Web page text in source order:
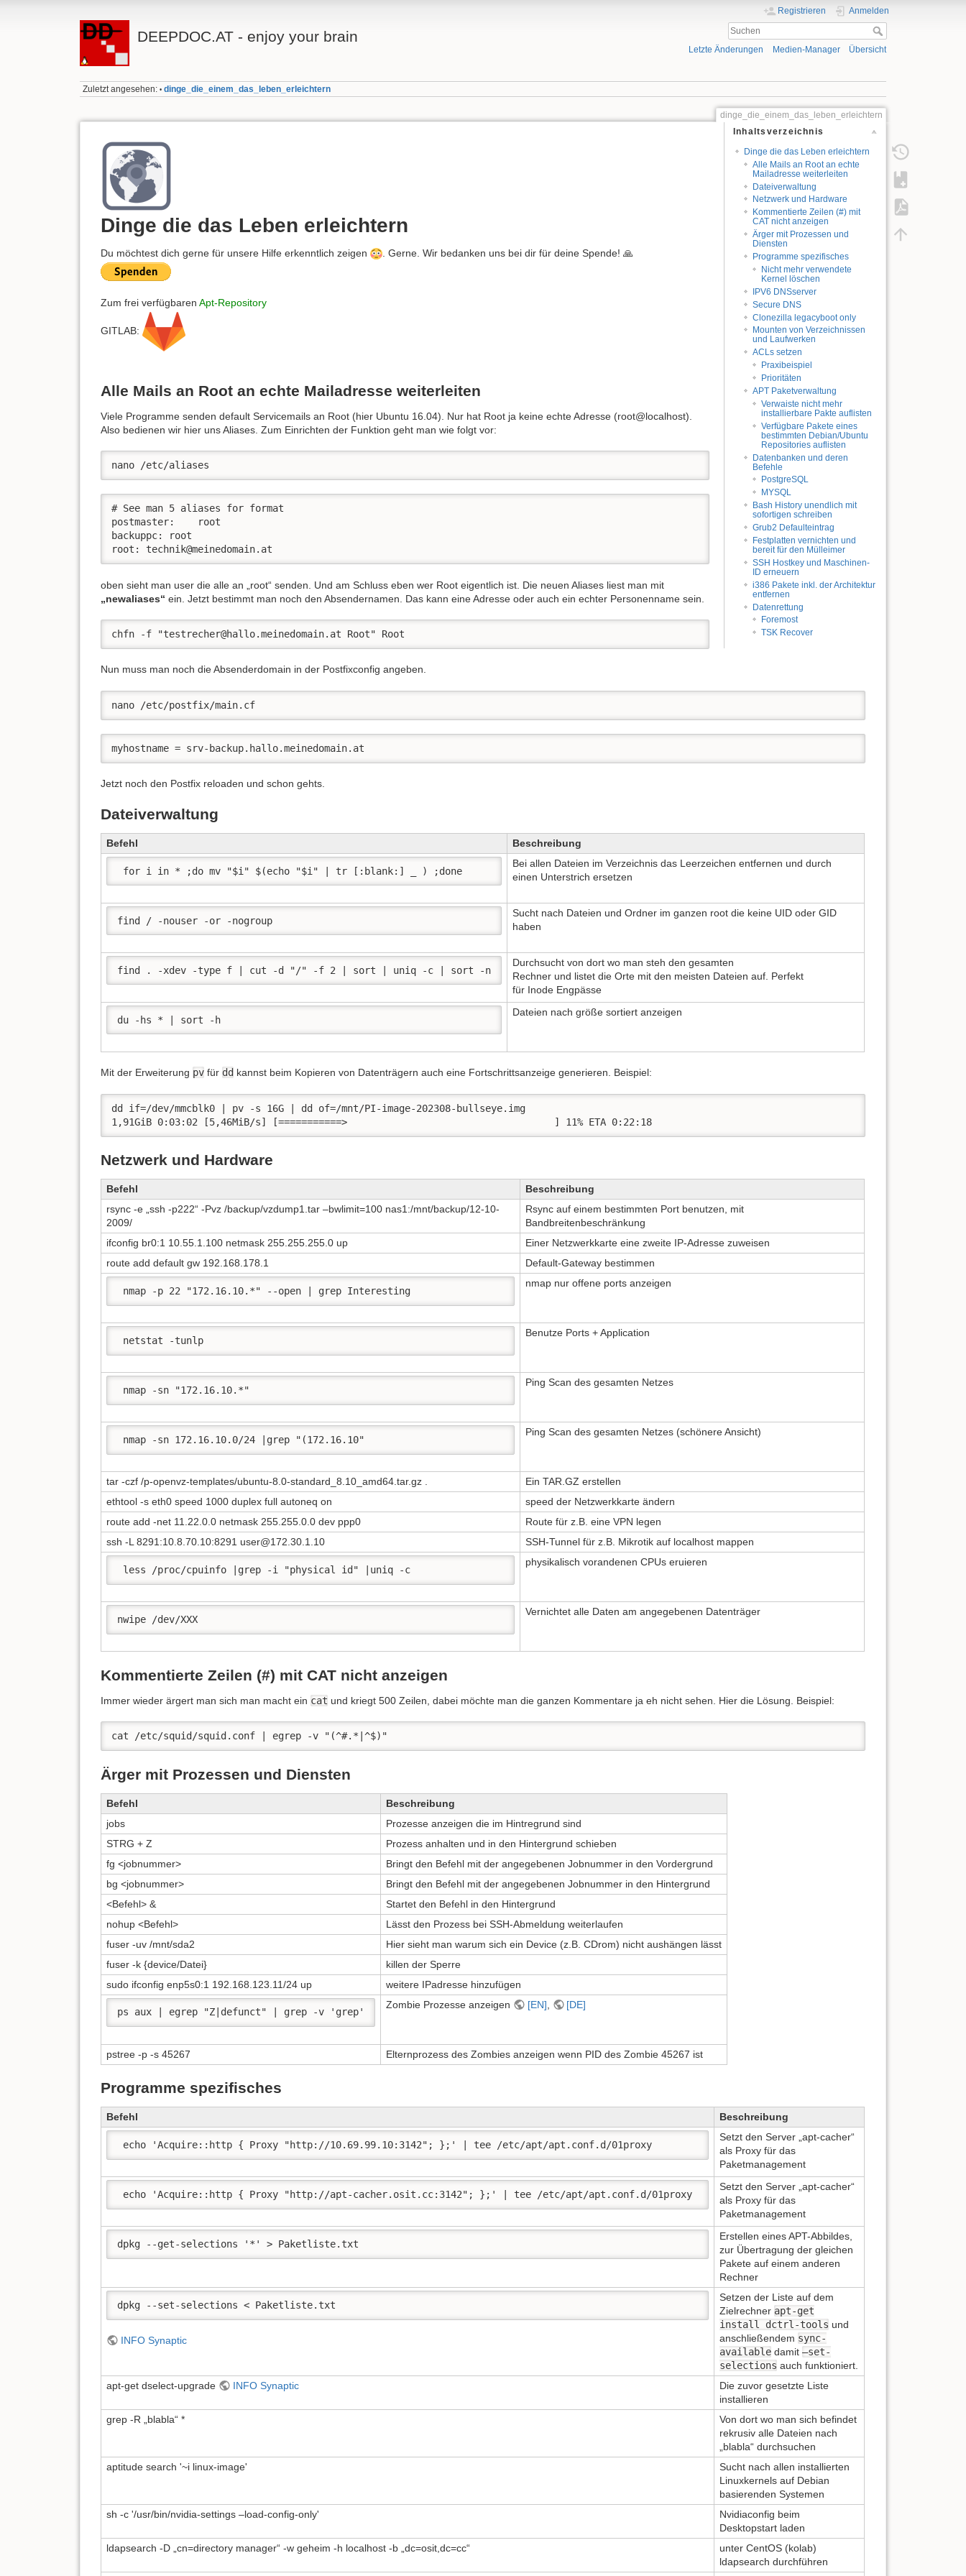
DEEPDOC.AT - enjoy your brain
Registrieren Anmelden
Letzte Änderungen Medien-Manager Übersicht
Zuletzt angesehen: • dinge_die_einem_das_leben_erleichtern
dinge_die_einem_das_leben_erleichtern
Inhaltsverzeichnis
Dinge die das Leben erleichtern
Alle Mails an Root an echte
Mailadresse weiterleiten
Dateiverwaltung
Netzwerk und Hardware
Kommentierte Zeilen (#) mit
CAT nicht anzeigen
Ärger mit Prozessen und
Diensten
Programme spezifisches
Nicht mehr verwendete
Kernel löschen
IPV6 DNSserver
Secure DNS
Clonezilla legacyboot only
Mounten von Verzeichnissen
und Laufwerken
ACLs setzen
Praxibeispiel
Prioritäten
APT Paketverwaltung
Verwaiste nicht mehr
installierbare Pakte auflisten
Verfügbare Pakete eines
bestimmten Debian/Ubuntu
Repositories auflisten
Datenbanken und deren
Befehle
PostgreSQL
MYSQL
Bash History unendlich mit
sofortigen schreiben
Grub2 Defaulteintrag
Festplatten vernichten und
bereit für den Mülleimer
SSH Hostkey und Maschinen-
ID erneuern
i386 Pakete inkl. der Architektur
entfernen
Datenrettung
Foremost
TSK Recover
Dinge die das Leben erleichtern
Du möchtest dich gerne für unsere Hilfe erkenntlich zeigen . Gerne. Wir bedanken uns bei dir für deine Spende! 🙏
Zum frei verfügbarenApt-Repository
GITLAB:
Alle Mails an Root an echte Mailadresse weiterleiten
Viele Programme senden default Servicemails an Root (hier Ubuntu 16.04). Nur hat Root ja keine echte Adresse (root@localhost).
Also bedienen wir hier uns Aliases. Zum Einrichten der Funktion geht man wie folgt vor:
nano /etc/aliases
# See man 5 aliases for format
postmaster:    root
backuppc: root
root: technik@meinedomain.at
oben sieht man user die alle an „root“ senden. Und am Schluss eben wer Root eigentlich ist. Die neuen Aliases liest man mit
„newaliases“ ein. Jetzt bestimmt man noch den Absendernamen. Das kann eine Adresse oder auch ein echter Personenname sein.
chfn -f "testrecher@hallo.meinedomain.at Root" Root
Nun muss man noch die Absenderdomain in der Postfixconfig angeben.
nano /etc/postfix/main.cf
myhostname = srv-backup.hallo.meinedomain.at
Jetzt noch den Postfix reloaden und schon gehts.
Dateiverwaltung
Befehl Beschreibung
for i in * ;do mv "$i" $(echo "$i" | tr [:blank:] _ ) ;done
Bei allen Dateien im Verzeichnis das Leerzeichen entfernen und durch
einen Unterstrich ersetzen
find / -nouser -or -nogroup
Sucht nach Dateien und Ordner im ganzen root die keine UID oder GID
haben
find . -xdev -type f | cut -d "/" -f 2 | sort | uniq -c | sort -n
Durchsucht von dort wo man steh den gesamten
Rechner und listet die Orte mit den meisten Dateien auf. Perfekt
für Inode Engpässe
du -hs * | sort -h
Dateien nach größe sortiert anzeigen
Mit der Erweiterung pv für dd kannst beim Kopieren von Datenträgern auch eine Fortschrittsanzeige generieren. Beispiel:
dd if=/dev/mmcblk0 | pv -s 16G | dd of=/mnt/PI-image-202308-bullseye.img
1,91GiB 0:03:02 [5,46MiB/s] [===========>                   		     ] 11% ETA 0:22:18
Netzwerk und Hardware
Befehl
Beschreibung
rsync -e „ssh -p222“ -Pvz /backup/vzdump1.tar –bwlimit=100 nas1:/mnt/backup/12-10-
2009/
Rsync auf einem bestimmten Port benutzen, mit
Bandbreitenbeschränkung
ifconfig br0:1 10.55.1.100 netmask 255.255.255.0 up
Einer Netzwerkkarte eine zweite IP-Adresse zuweisen
route add default gw 192.168.178.1
Default-Gateway bestimmen
nmap -p 22 "172.16.10.*" --open | grep Interesting
nmap nur offene ports anzeigen
netstat -tunlp
Benutze Ports + Application
nmap -sn "172.16.10.*"
Ping Scan des gesamten Netzes
nmap -sn 172.16.10.0/24 |grep "(172.16.10"
Ping Scan des gesamten Netzes (schönere Ansicht)
tar -czf /p-openvz-templates/ubuntu-8.0-standard_8.10_amd64.tar.gz .
Ein TAR.GZ erstellen
ethtool -s eth0 speed 1000 duplex full autoneq on
speed der Netzwerkkarte ändern
route add -net 11.22.0.0 netmask 255.255.0.0 dev ppp0
Route für z.B. eine VPN legen
ssh -L 8291:10.8.70.10:8291 user@172.30.1.10
SSH-Tunnel für z.B. Mikrotik auf localhost mappen
less /proc/cpuinfo |grep -i "physical id" |uniq -c
physikalisch vorandenen CPUs eruieren
nwipe /dev/XXX
Vernichtet alle Daten am angegebenen Datenträger
Kommentierte Zeilen (#) mit CAT nicht anzeigen
Immer wieder ärgert man sich man macht ein cat und kriegt 500 Zeilen, dabei möchte man die ganzen Kommentare ja eh nicht sehen. Hier die Lösung. Beispiel:
cat /etc/squid/squid.conf | egrep -v "(^#.*|^$)"
Ärger mit Prozessen und Diensten
Befehl
Beschreibung
jobs
Prozesse anzeigen die im Hintregrund sind
STRG + Z
Prozess anhalten und in den Hintergrund schieben
fg <jobnummer>
Bringt den Befehl mit der angegebenen Jobnummer in den Vordergrund
bg <jobnummer>
Bringt den Befehl mit der angegebenen Jobnummer in den Hintergrund
<Befehl> &
Startet den Befehl in den Hintergrund
nohup <Befehl>
Lässt den Prozess bei SSH-Abmeldung weiterlaufen
fuser -uv /mnt/sda2
Hier sieht man warum sich ein Device (z.B. CDrom) nicht aushängen lässt
fuser -k {device/Datei}
killen der Sperre
sudo ifconfig enp5s0:1 192.168.123.11/24 up
weitere IPadresse hinzufügen
ps aux | egrep "Z|defunct" | grep -v 'grep'
Zombie Prozesse anzeigen [EN] [DE]
pstree -p -s 45267 Elternprozess des Zombies anzeigen wenn PID des Zombie 45267 ist
Programme spezifisches
Befehl Beschreibung
echo 'Acquire::http { Proxy "http://10.69.99.10:3142"; };' | tee /etc/apt/apt.conf.d/01proxy
Setzt den Server „apt-cacher“
als Proxy für das
Paketmanagement
echo 'Acquire::http { Proxy "http://apt-cacher.osit.cc:3142"; };' | tee /etc/apt/apt.conf.d/01proxy
Setzt den Server „apt-cacher“
als Proxy für das
Paketmanagement
dpkg --get-selections '*' > Paketliste.txt
Erstellen eines APT-Abbildes,
zur Übertragung der gleichen
Pakete auf einem anderen
Rechner
dpkg --set-selections < Paketliste.txt
INFO Synaptic
Setzen der Liste auf dem
Zielrechner apt-get
install dctrl-tools und
anschließendem sync-
available damit–set-
selections auch funktioniert.
apt-get dselect-upgrade
INFO Synaptic
Die zuvor gesetzte Liste
installieren
grep -R „blabla“ *
Von dort wo man sich befindet
rekrusiv alle Dateien nach
„blabla“ durchsuchen
aptitude search '~i linux-image'
Sucht nach allen installierten
Linuxkernels auf Debian
basierenden Systemen
sh -c '/usr/bin/nvidia-settings –load-config-only'
Nvidiaconfig beim
Desktopstart laden
ldapsearch -D „cn=directory manager“ -w geheim -h localhost -b „dc=osit,dc=cc“
unter CentOS (kolab)
ldapsearch durchführen